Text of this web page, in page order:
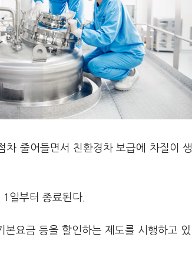
줄어들면서 친환경차 보급에 차질이 생
일부터 종료된다.
요금 등을 할인하는 제도를 시행하고 있